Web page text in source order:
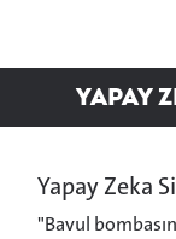
Yapay
Yapay Zeka
"Bavul